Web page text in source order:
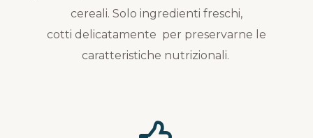
cereali. Solo ingredienti freschi,
cotti delicatamente per preservarne le
caratteristiche nutrizionali.